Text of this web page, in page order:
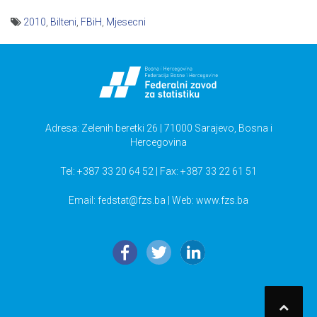
2010 Bilteni FBiH Mjesecni
Adresa: Zelenih beretki 26 | 71000 Sarajevo, Bosna i
Hercegovina
Tel: +387 33 20 64 52 | Fax: +387 33 22 61 51
Email: fedstat@fzs.ba | Web: www.fzs.ba